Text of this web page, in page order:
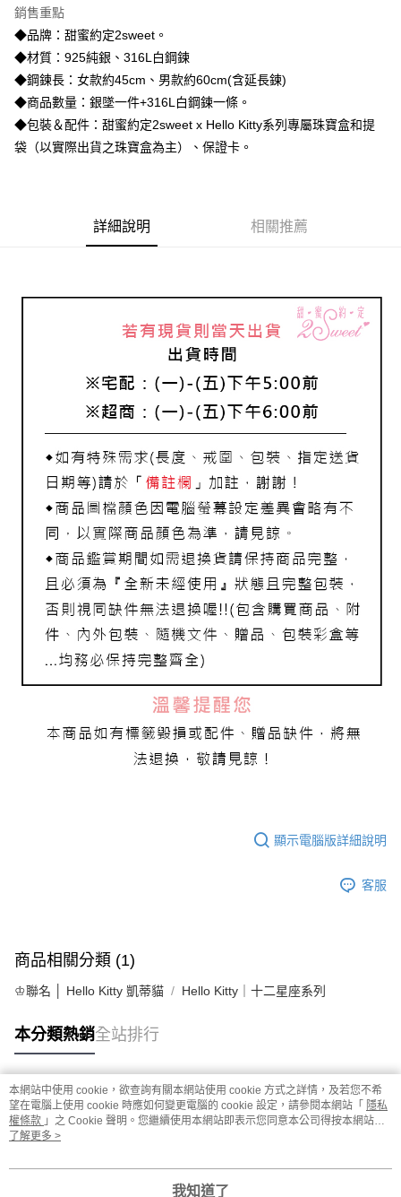
合作金庫商業銀行
華南商業銀行
上海商業儲蓄銀行
國泰世華商業銀行
兆豐國際商業銀行
臺灣中小企業銀行
台中商業銀行
匯豐（台灣）商業銀行
華泰商業銀行
聯邦商業銀行
遠東國際商業銀行
元大商業銀行
永豐商業銀行
6 期 0 利率 每期
華南商業銀行
上海商業儲蓄銀行
台北富邦商業銀行
國泰世華商業銀行
兆豐國際商業銀行
臺灣中小企業銀行
台中商業銀行
匯豐（台灣）商業銀行
華泰商業銀行
台新國際商業銀行
中國信託商業銀行
台灣樂天信用卡公司
超商取貨付款
LINE Pay
Apple Pay
街口支付
每筆NT$60，滿NT$1,000(含以上)免運費
每筆NT$80，滿NT$1,000(含以上)免運費
離島宅配
每筆NT$220，滿NT$3,000(含以上)免運費
銷售重點
◆品牌：甜蜜約定2sweet。
◆材質：925純銀、316L白鋼鍊
◆鋼鍊長：女款約45cm、男款約60cm(含延長鍊)
◆商品數量：銀墜一件+316L白鋼鍊一條。
◆包裝＆配件：甜蜜約定2sweet x Hello Kitty系列專屬珠寶盒和提
袋（以實際出貨之珠寶盒為主）、保證卡。
詳細說明 相關推薦
顯示電腦版詳細說明
客服
商品相關分類 (1)
♔聯名 │ Hello Kitty 凱蒂貓 Hello Kitty｜十二星座系列
本分類熱銷全站排行
熱門標籤
本網站中使用 cookie，欲查詢有關本網站使用 cookie 方式之詳情，及若您不希
望在電腦上使用 cookie 時應如何變更電腦的 cookie 設定，請參閱本網站「 隱私
權條款 」之 Cookie 聲明。您繼續使用本網站即表示您同意本公司得按本網站使
用條款之 Cookie 聲明使用 cookie。
了解更多 >
我知道了